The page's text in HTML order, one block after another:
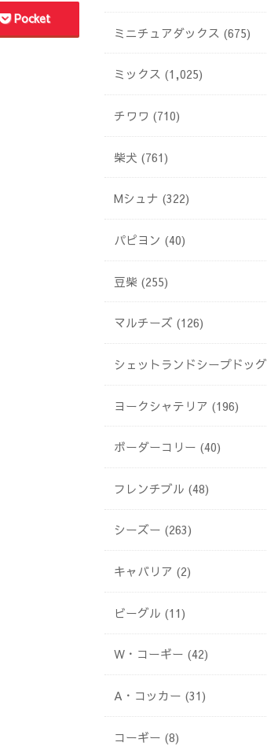
Pocket
ミニチュアダックス (675)
ミックス (1,025)
チワワ (710)
柴犬 (761)
Mシュナ (322)
パピヨン (40)
豆柴 (255)
マルチーズ (126)
シェットランドシープドッグ
ヨークシャテリア (196)
ボーダーコリー (40)
フレンチブル (48)
シーズー (263)
キャバリア (2)
ビーグル (11)
W・コーギー (42)
A・コッカー (31)
コーギー (8)